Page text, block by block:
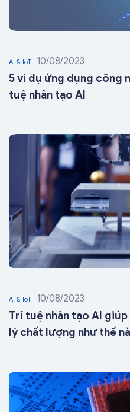
AI & IoT 10/08/2023
5 ví dụ ứng dụng công
tuệ nhân tạo AI
AI & IoT 10/08/2023
Trí tuệ nhân tạo AI
lý chất lượng như thế